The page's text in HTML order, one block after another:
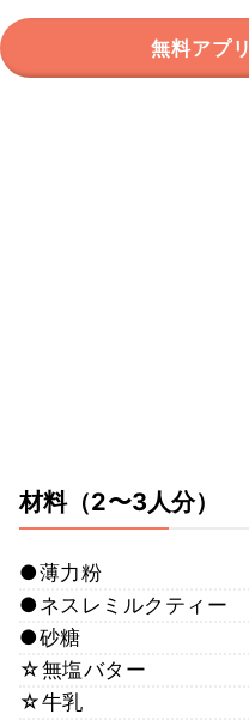
無料アプ
材料（2〜3人分）
●薄力粉
●ネスレミルクティー
●砂糖
☆無塩バター
☆牛乳